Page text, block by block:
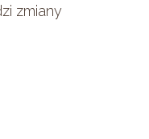
zmiany